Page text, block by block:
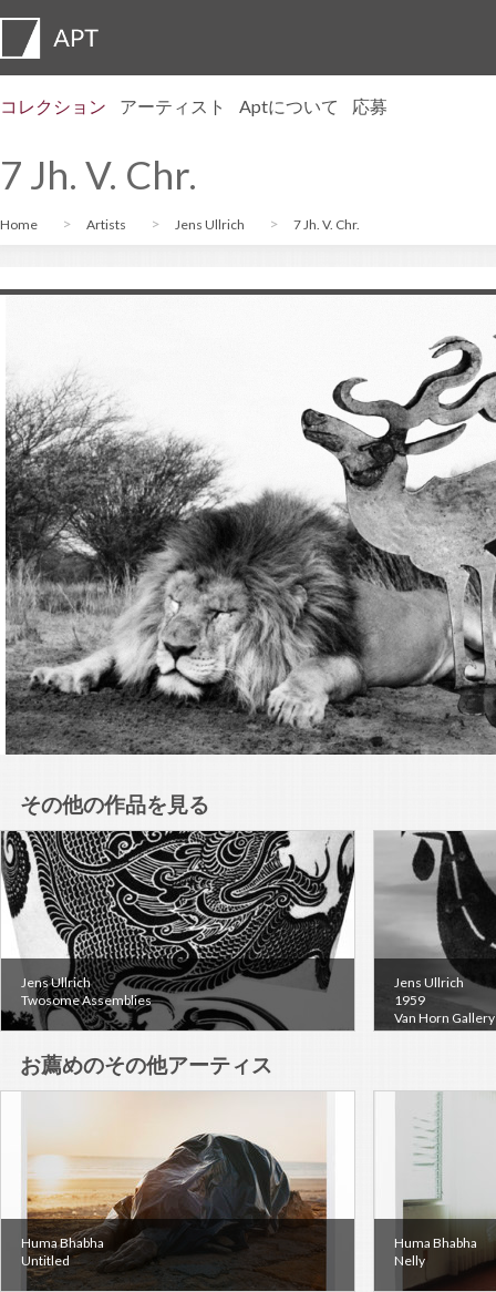
コレクション アーティスト Aptについて 応募
7 Jh. V. Chr.
Home Artists Jens Ullrich 7 Jh. V. Chr.
その他の作品を見る
Jens Ullrich
Twosome Assemblies
Jens Ullrich
1959
Van Horn Gallery
お薦めのその他アーティス
Huma Bhabha
Untitled
Huma Bhabha
Nelly